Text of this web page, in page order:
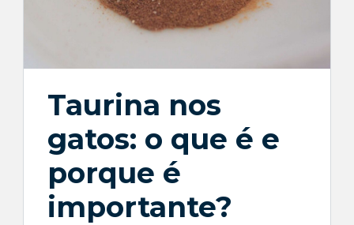
Taurina nos
gatos: o que é e
porque é
importante?